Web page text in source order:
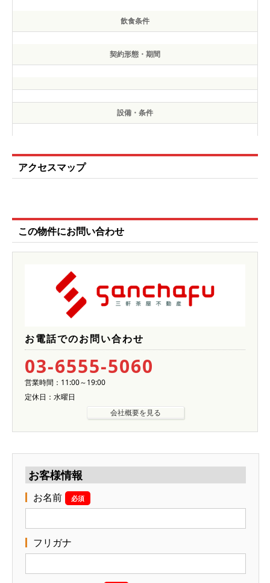
飲食条件
契約形態・期間
設備・条件
アクセスマップ
この物件にお問い合わせ
お電話でのお問い合わせ
03-6555-5060
営業時間：11:00～19:00
定休日：水曜日
会社概要を見る
お客様情報
お名前 必須
フリガナ